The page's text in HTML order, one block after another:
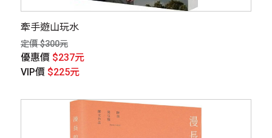
牽手遊山玩水
定價 $300元
優惠價 $237元
VIP價 $225元